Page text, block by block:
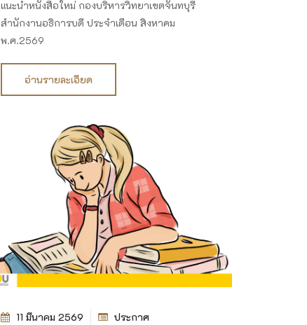
แนะนำหนังสือใหม่ กองบริหารวิทยาเขตจันทบุรี
สำนักงานอธิการบดี ประจำเดือน สิงหาคม
พ.ศ.2569
อ่านรายละเอียด
11 มีนาคม 2569 ประกาศ